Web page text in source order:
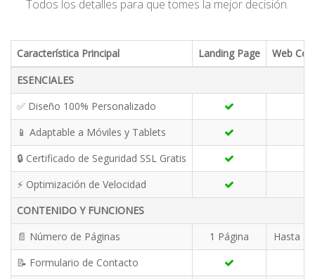
Todos los detalles para que tomes la mejor decisión.
Característica Principal Landing Page
Web
ESENCIALES
✅ Diseño 100% Personalizado
📱 Adaptable a Móviles y Tablets
🔒 Certificado de Seguridad SSL Gratis
⚡ Optimización de Velocidad
CONTENIDO Y FUNCIONES
📄 Número de Páginas
1 Página
Hasta 5
📝 Formulario de Contacto